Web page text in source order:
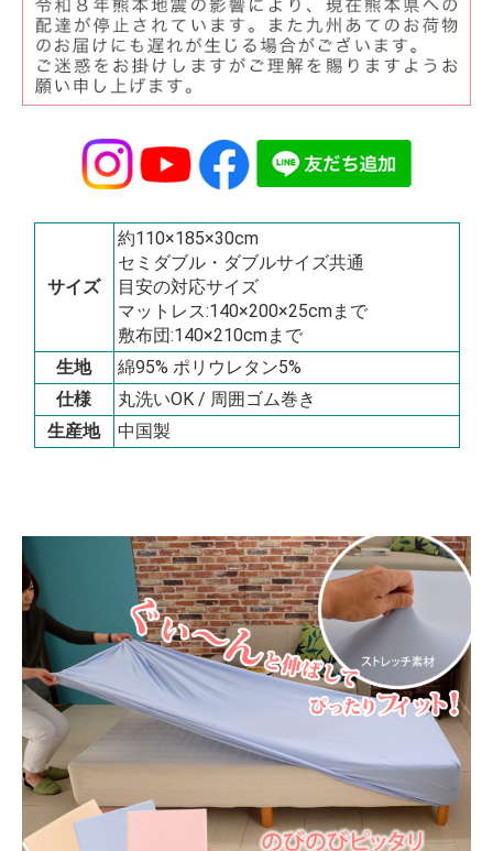
サイズ
約110×185×30cm
セミダブル・ダブルサイズ共通
目安の対応サイズ
マットレス:140×200×25cmまで
敷布団:140×210cmまで
生地
綿95% ポリウレタン5%
仕様
丸洗いOK / 周囲ゴム巻き
生産地
中国製